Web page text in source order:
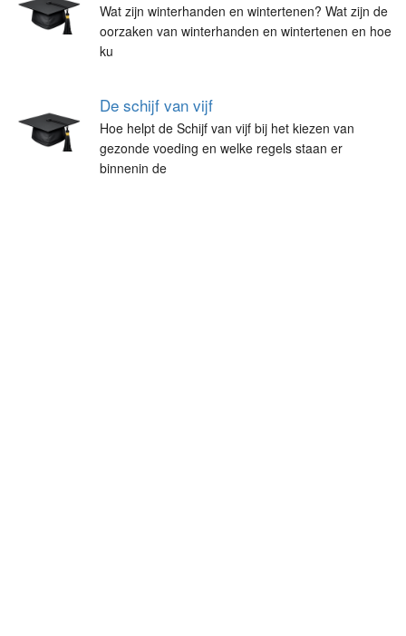
Wat zijn winterhanden en wintertenen? Wat zijn de
oorzaken van winterhanden en wintertenen en hoe
ku
De schijf van vijf
Hoe helpt de Schijf van vijf bij het kiezen van
gezonde voeding en welke regels staan er
binnenin de